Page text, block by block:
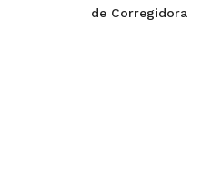
de Corregidora